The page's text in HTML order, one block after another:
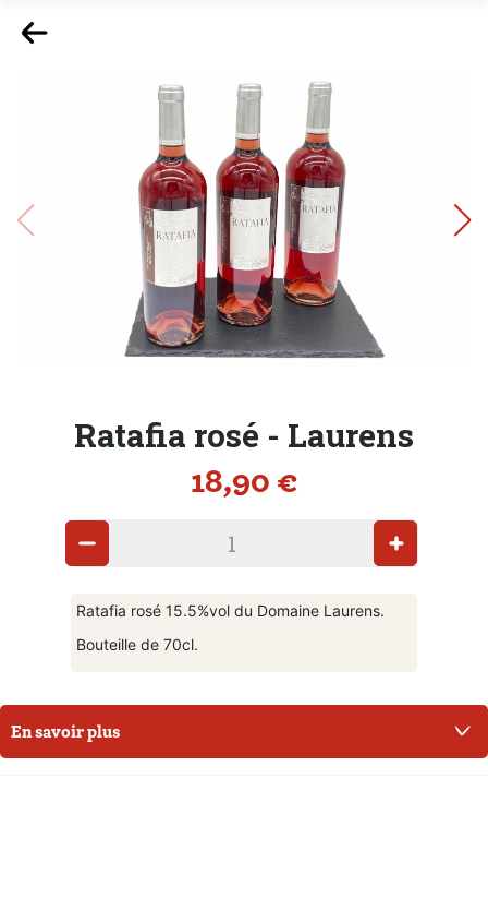
Ratafia rosé - Laurens
18,90 €
Ratafia rosé 15.5%vol du Domaine Laurens.
Bouteille de 70cl.
En savoir plus